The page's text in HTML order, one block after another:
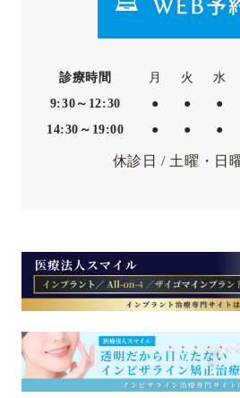
診療時間 月 火 水
9:30～12:30
● ● ●
14:30～19:00
● ● ●
休診日 / 土曜・日